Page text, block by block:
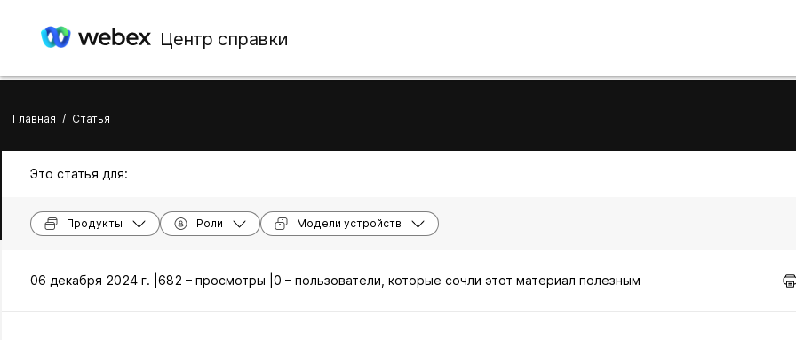
Центр справки
Главная / Статья
Это статья для:
Продукты Роли Модели устройств
06 декабря 2024 г. | 682 – просмотры | 0 – пользователи, которые сочли этот материал полезным